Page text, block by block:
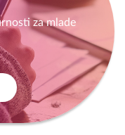
za mlade